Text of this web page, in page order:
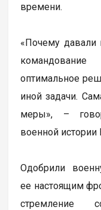
времени.
«Почему давали
оптимальное
иной задачи.
меры», –
военной
Одобрили
ее настоящим
стремление